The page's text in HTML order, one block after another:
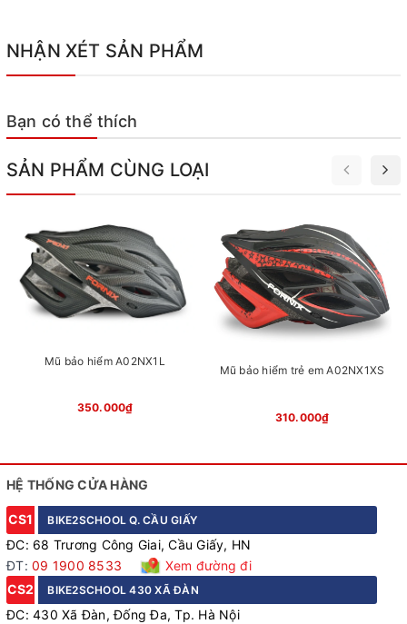
NHẬN XÉT SẢN PHẨM
Bạn có thể thích
SẢN PHẨM CÙNG LOẠI
Mũ bảo hiểm A02NX1L
350.000₫
Mũ bảo hiểm trẻ em A02NX1XS
310.000₫
HỆ THỐNG CỬA HÀNG
CS1 BIKE2SCHOOL Q. CẦU GIẤY
ĐC: 68 Trương Công Giai, Cầu Giấy, HN
ĐT: 09 1900 8533
Xem đường đi
CS2
BIKE2SCHOOL 430 XÃ ĐÀN
ĐC: 430 Xã Đàn, Đống Đa, Tp. Hà Nội